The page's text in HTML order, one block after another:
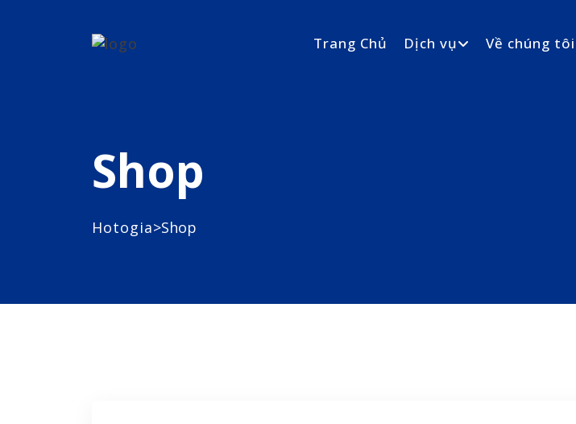
Trang Chủ Dịch vụ Về chúng tôi
Shop
Hotogia>Shop